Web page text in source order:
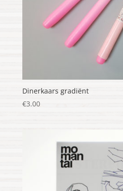
Dinerkaars gradiënt
€3.00